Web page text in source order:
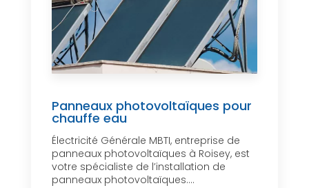
Panneaux photovoltaïques pour
chauffe eau
Électricité Générale MBTI, entreprise de
panneaux photovoltaïques à Roisey, est
votre spécialiste de l’installation de
panneaux photovoltaïques....